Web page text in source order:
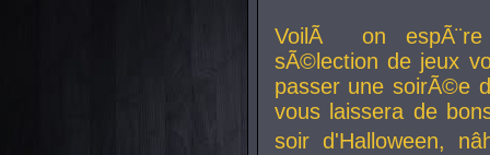
VoilÃ on
sÃ©lection de jeux
passer une soirÃ©e
vous laissera de
soir d'Halloween,